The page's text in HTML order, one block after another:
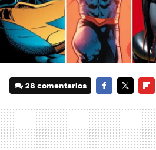
28 comentarios